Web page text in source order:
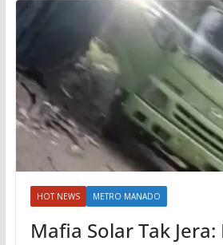
HOT NEWS METRO MANADO
Mafia Solar Tak